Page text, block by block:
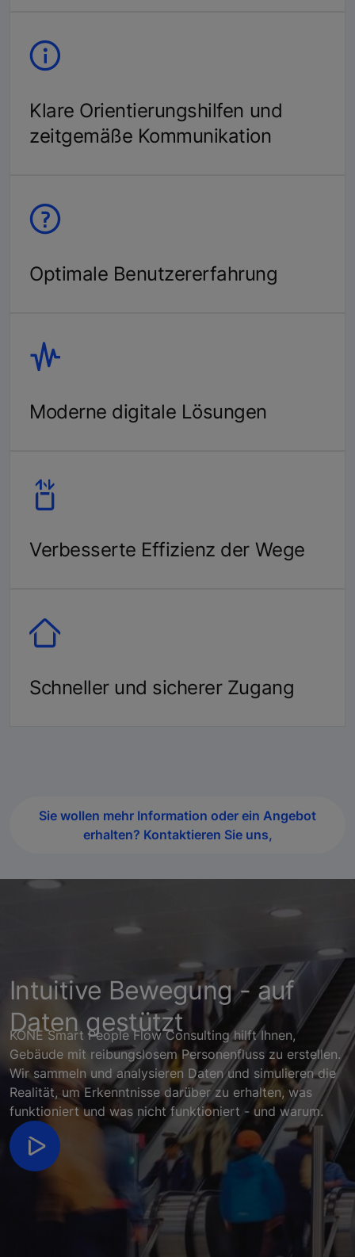
Klare Orientierungshilfen und
zeitgemäße Kommunikation
Optimale Benutzererfahrung
Moderne digitale Lösungen
Verbesserte Effizienz der Wege
Schneller und sicherer Zugang
Sie wollen mehr Information oder ein Angebot
erhalten? Kontaktieren Sie uns,
Intuitive Bewegung - auf
Daten gestützt
KONE Smart People Flow Consulting hilft Ihnen,
Gebäude mit reibungslosem Personenfluss zu erstellen.
Wir sammeln und analysieren Daten und simulieren die
Realität, um Erkenntnisse darüber zu erhalten, was
funktioniert und was nicht funktioniert - und warum.